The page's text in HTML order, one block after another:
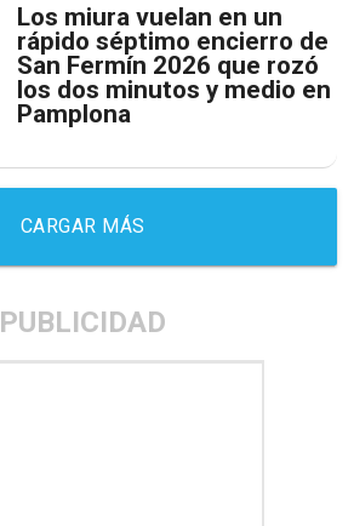
Los miura vuelan en un
rápido séptimo encierro de
San Fermín 2026 que rozó
los dos minutos y medio en
Pamplona
CARGAR MÁS
PUBLICIDAD